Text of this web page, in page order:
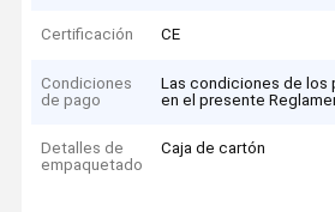
Certificación CE
Condiciones
de pago
Las condiciones de los
en el presente
Detalles de
empaquetado
Caja de cartón